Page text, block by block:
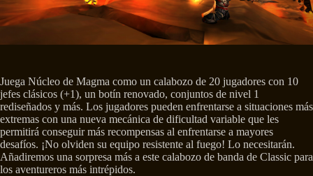
Juega Núcleo de Magma como un calabozo de 20 jugadores con 10
jefes clásicos (+1), un botín renovado, conjuntos de nivel 1
rediseñados y más. Los jugadores pueden enfrentarse a situaciones más
extremas con una nueva mecánica de dificultad variable que les
permitirá conseguir más recompensas al enfrentarse a mayores
desafíos. ¡No olviden su equipo resistente al fuego! Lo necesitarán.
Añadiremos una sorpresa más a este calabozo de banda de Classic para
los aventureros más intrépidos.